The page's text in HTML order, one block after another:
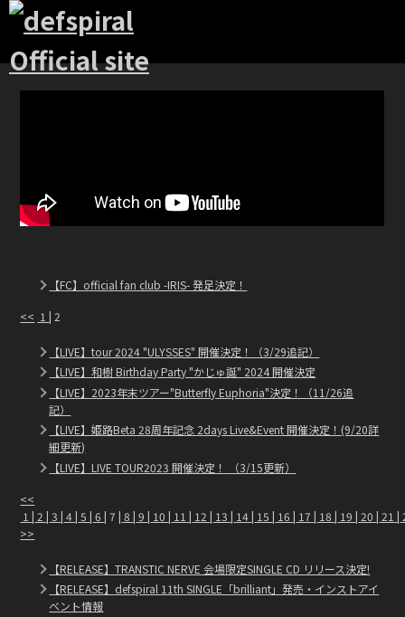
【FC】official fan club -IRIS- 発足決定！
<< 1| 2
【LIVE】tour 2024 "ULYSSES" 開催決定！（3/29追記）
【LIVE】和樹 Birthday Party "かじゅ誕" 2024 開催決定
【LIVE】2023年末ツアー"Butterfly Euphoria"決定！（11/26追
記）
【LIVE】姫路Beta 28周年記念 2days Live&Event 開催決定！(9/20詳
細更新)
【LIVE】LIVE TOUR2023 開催決定！ （3/15更新）
<<
1| 2| 3| 4| 5| 6| 7 | 8| 9| 10| 11| 12| 13| 14| 15| 16| 17| 18| 19| 20| 21|
>>
【RELEASE】TRANSTIC NERVE 会場限定SINGLE CD リリース決定!
【RELEASE】defspiral 11th SINGLE「brilliant」発売・インストアイ
ベント情報